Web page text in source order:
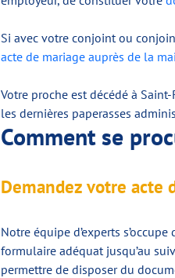
Si avec votre conjoint ou
acte de mariage auprès de la
Votre proche est décédé à
les dernières paperasses
Comment se
Demandez votre acte
Notre équipe d’experts
formulaire adéquat jusqu’au
permettre de disposer du